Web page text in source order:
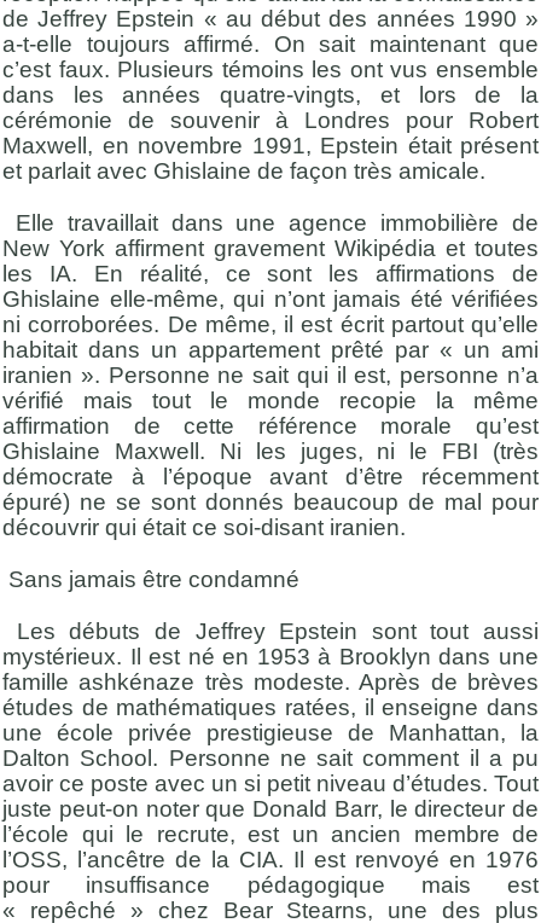
de Jeffrey Epstein « au début des années 1990 »
a-t-elle toujours affirmé. On sait maintenant que
c’est faux. Plusieurs témoins les ont vus ensemble
dans les années quatre-vingts, et lors de la
cérémonie de souvenir à Londres pour Robert
Maxwell, en novembre 1991, Epstein était présent
et parlait avec Ghislaine de façon très amicale.
Elle travaillait dans une agence immobilière de
New York affirment gravement Wikipédia et toutes
les IA. En réalité, ce sont les affirmations de
Ghislaine elle-même, qui n’ont jamais été vérifiées
ni corroborées. De même, il est écrit partout qu’elle
habitait dans un appartement prêté par « un ami
iranien ». Personne ne sait qui il est, personne n’a
vérifié mais tout le monde recopie la même
affirmation de cette référence morale qu’est
Ghislaine Maxwell. Ni les juges, ni le FBI (très
démocrate à l’époque avant d’être récemment
épuré) ne se sont donnés beaucoup de mal pour
découvrir qui était ce soi-disant iranien.
Sans jamais être condamné
Les débuts de Jeffrey Epstein sont tout aussi
mystérieux. Il est né en 1953 à Brooklyn dans une
famille ashkénaze très modeste. Après de brèves
études de mathématiques ratées, il enseigne dans
une école privée prestigieuse de Manhattan, la
Dalton School . Personne ne sait comment il a pu
avoir ce poste avec un si petit niveau d’études. Tout
juste peut-on noter que Donald Barr, le directeur de
l’école qui le recrute, est un ancien membre de
l’OSS, l’ancêtre de la CIA. Il est renvoyé en 1976
pour insuffisance pédagogique mais est
« repêché » chez BearStearns, une des plus